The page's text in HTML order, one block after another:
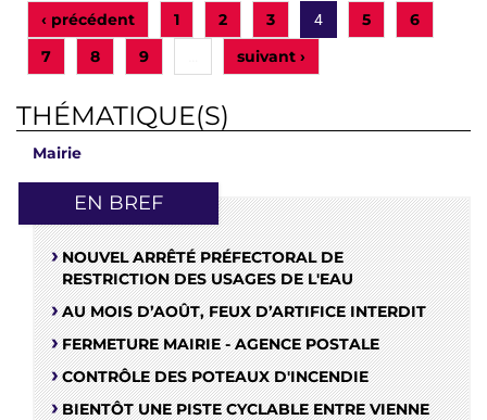
‹ précédent 1 2 3 4 5
6
7
8 9 suivant ›
THÉMATIQUE(S)
Mairie
EN BREF
NOUVEL ARRÊTÉ PRÉFECTORAL DE
RESTRICTION DES USAGES DE L'EAU
AU MOIS D’AOÛT, FEUX D’ARTIFICE INTERDIT
FERMETURE MAIRIE - AGENCE POSTALE
CONTRÔLE DES POTEAUX D'INCENDIE
BIENTÔT UNE PISTE CYCLABLE ENTRE VIENNE